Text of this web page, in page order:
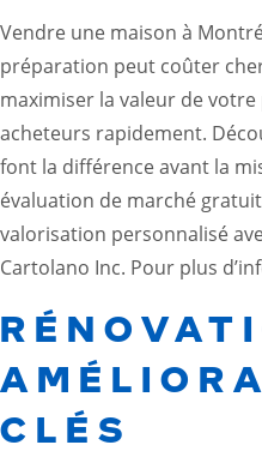
Vendre une maison à
préparation peut coûter
maximiser la valeur de
acheteurs rapidement.
font la différence avant la
évaluation de marché
valorisation personnalisé
Cartolano Inc. Pour plus
CLÉS